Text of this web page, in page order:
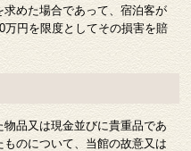
めた場合であって、宿泊客が
万円を限度としてその損害を賠
品又は現金並びに貴重品であ
のについて、当館の故意又は